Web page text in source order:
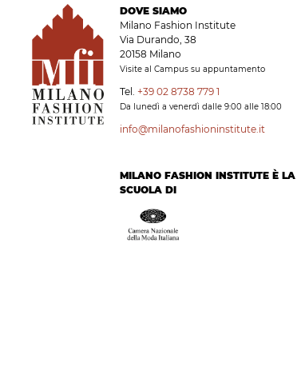
DOVE SIAMO
Milano Fashion Institute
Via Durando, 38
20158 Milano
Visite al Campus su appuntamento
Tel. +39 02 8738 779 1
Da lunedì a venerdì dalle 9:00 alle 18:00
info@milanofashioninstitute.it
MILANO FASHION INSTITUTE È LA
SCUOLA DI